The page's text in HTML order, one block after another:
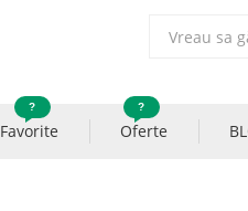
Favorite
?
Oferte
?